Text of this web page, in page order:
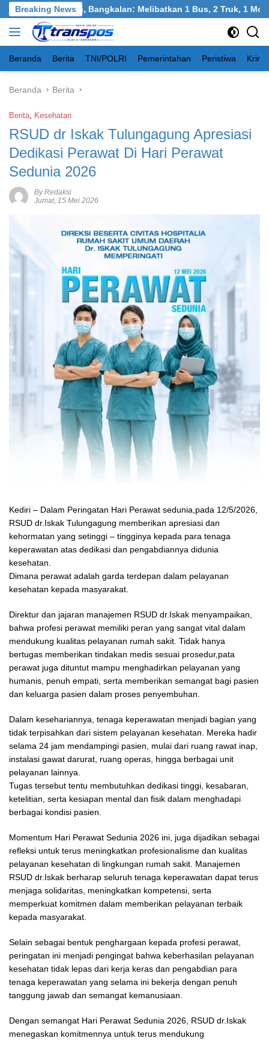
Langsung
ke
konten
Breaking News
Burneh, Bangkalan: Melibatkan 1 Bus, 2 Truk, 1 Mobil, 1
Beranda Berita TNI/POLRI Pemerintahan Peristiwa
Beranda Berita
Berita, Kesehatan
RSUD dr Iskak Tulungagung Apresiasi
Dedikasi Perawat Di Hari Perawat
Sedunia 2026
By Redaksi
Jumat, 15 Mei 2026
Kediri – Dalam Peringatan Hari Perawat sedunia,pada 12/5/2026,
RSUD dr.Iskak Tulungagung memberikan apresiasi dan
kehormatan yang setinggi – tingginya kepada para tenaga
keperawatan atas dedikasi dan pengabdiannya didunia
kesehatan.
Dimana perawat adalah garda terdepan dalam pelayanan
kesehatan kepada masyarakat.
Direktur dan jajaran manajemen RSUD dr.Iskak menyampaikan,
bahwa profesi perawat memiliki peran yang sangat vital dalam
mendukung kualitas pelayanan rumah sakit. Tidak hanya
bertugas memberikan tindakan medis sesuai prosedur,pata
perawat juga dituntut mampu menghadirkan pelayanan yang
humanis, penuh empati, serta memberikan semangat bagi pasien
dan keluarga pasien dalam proses penyembuhan.
Dalam kesehariannya, tenaga keperawatan menjadi bagian yang
tidak terpisahkan dari sistem pelayanan kesehatan. Mereka hadir
selama 24 jam mendampingi pasien, mulai dari ruang rawat inap,
instalasi gawat darurat, ruang operas, hingga berbagai unit
pelayanan lainnya.
Tugas tersebut tentu membutuhkan dedikasi tinggi, kesabaran,
ketelitian, serta kesiapan mental dan fisik dalam menghadapi
berbagai kondisi pasien.
Momentum Hari Perawat Sedunia 2026 ini, juga dijadikan sebagai
refleksi untuk terus meningkatkan profesionalisme dan kualitas
pelayanan kesehatan di lingkungan rumah sakit. Manajemen
RSUD dr.Iskak berharap seluruh tenaga keperawatan dapat terus
menjaga solidaritas, meningkatkan kompetensi, serta
memperkuat komitmen dalam memberikan pelayanan terbaik
kepada masyarakat.
Selain sebagai bentuk penghargaan kepada profesi perawat,
peringatan ini menjadi pengingat bahwa keberhasilan pelayanan
kesehatan tidak lepas dari kerja keras dan pengabdian para
tenaga keperawatan yang selama ini bekerja dengan penuh
tanggung jawab dan semangat kemanusiaan.
Dengan semangat Hari Perawat Sedunia 2026, RSUD dr.Iskak
menegaskan komitmennya untuk terus mendukung